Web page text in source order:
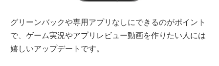
グリーンバックや専用アプリなしにできるのがポイント
で、ゲーム実況やアプリレビュー動画を作りたい人には
嬉しいアップデートです。